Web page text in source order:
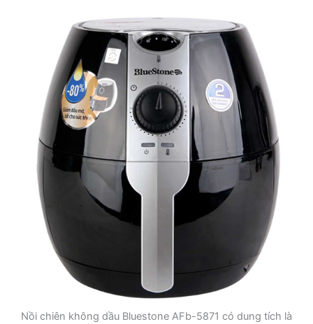
Nồi chiên không dầu Bluestone AFb-5871 có dung tích là